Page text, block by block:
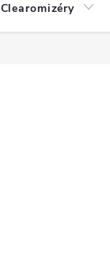
Clearomizéry